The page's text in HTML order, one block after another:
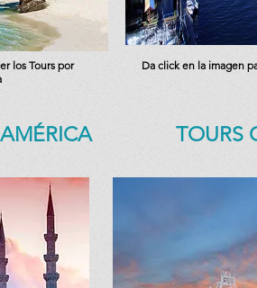
los Tours por
Da click en la imagen
TOURS